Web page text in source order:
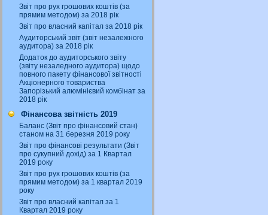
Звіт про рух грошових коштів (за
прямим методом) за 2018 рік
Звіт про власний капітал за 2018 рік
Аудиторський звіт (звіт незалежного
аудитора) за 2018 рік
Додаток до аудиторського звіту
(звіту незаледного аудитора) щодо
повного пакету фінансової звітності
Акціонерного товариства
Запорізький алюмінієвий комбінат за
2018 рік
Фінансова звітність 2019
Баланс (Звіт про фінансовий стан)
станом на 31 березня 2019 року
Звіт про фінансові результати (Звіт
про сукупний дохід) за 1 Квартал
2019 року
Звіт про рух грошових коштів (за
прямим методом) за 1 квартал 2019
року
Звіт про власний капітал за 1
Квартал 2019 року